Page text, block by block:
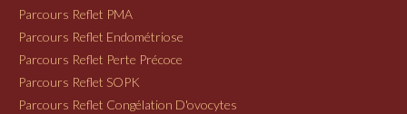
Parcours Reflet PMA
Parcours Reflet Endométriose
Parcours Reflet Perte Précoce
Parcours Reflet SOPK
Parcours Reflet Congélation D'ovocytes